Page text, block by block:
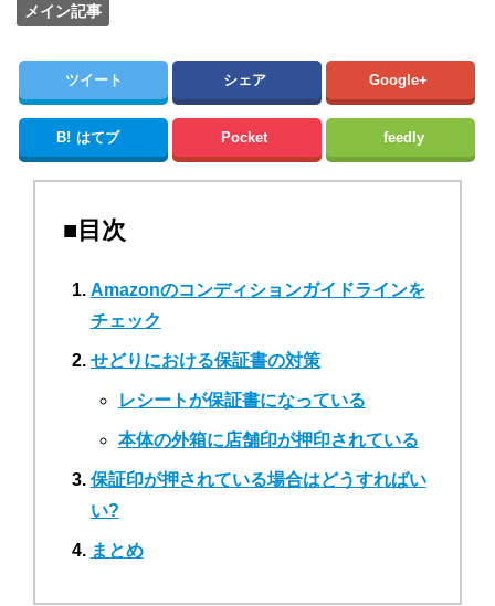
メイン記事
ツイート シェア Google+
B! はてブ Pocket feedly
■目次
Amazonのコンディションガイドラインを
チェック
せどりにおける保証書の対策
レシートが保証書になっている
本体の外箱に店舗印が押印されている
保証印が押されている場合はどうすればい
い?
まとめ